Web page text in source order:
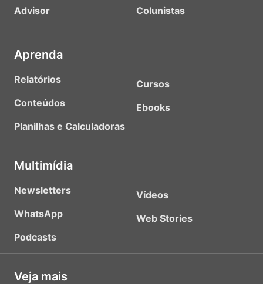
Advisor
Colunistas
Aprenda
Relatórios
Conteúdos
Planilhas e Calculadoras
Cursos
Ebooks
Multimídia
Newsletters
WhatsApp
Podcasts
Vídeos
Web Stories
Veja mais